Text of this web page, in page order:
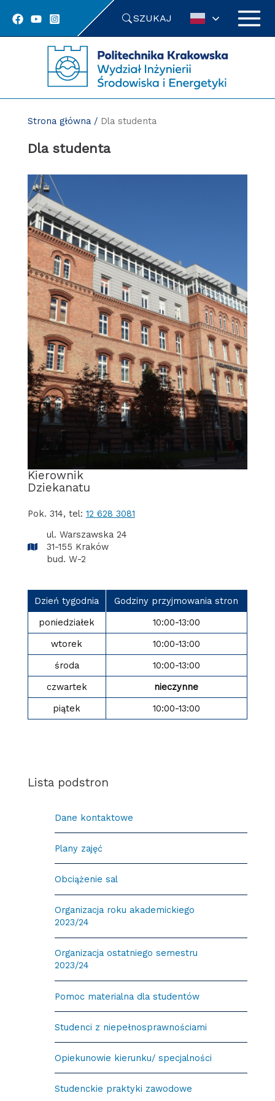
SZUKAJ
Strona główna/ Dla studenta
Dla studenta
Kierownik
Dziekanatu
pok. 314, tel: 12 628 3081
ul. Warszawska 24
31-155 Kraków
bud. W-2
Dzień tygodnia
Godziny przyjmowania stron
poniedziałek
10:00-13:00
wtorek
10:00-13:00
środa
10:00-13:00
czwartek
nieczynne
piątek
10:00-13:00
Lista podstron
Dane kontaktowe
Plany zajęć
Obciążenie sal
Organizacja roku akademickiego
2023/24
Organizacja ostatniego semestru
2023/24
Pomoc materialna dla studentów
Studenci z niepełnosprawnościami
Opiekunowie kierunku/ specjalności
Studenckie praktyki zawodowe